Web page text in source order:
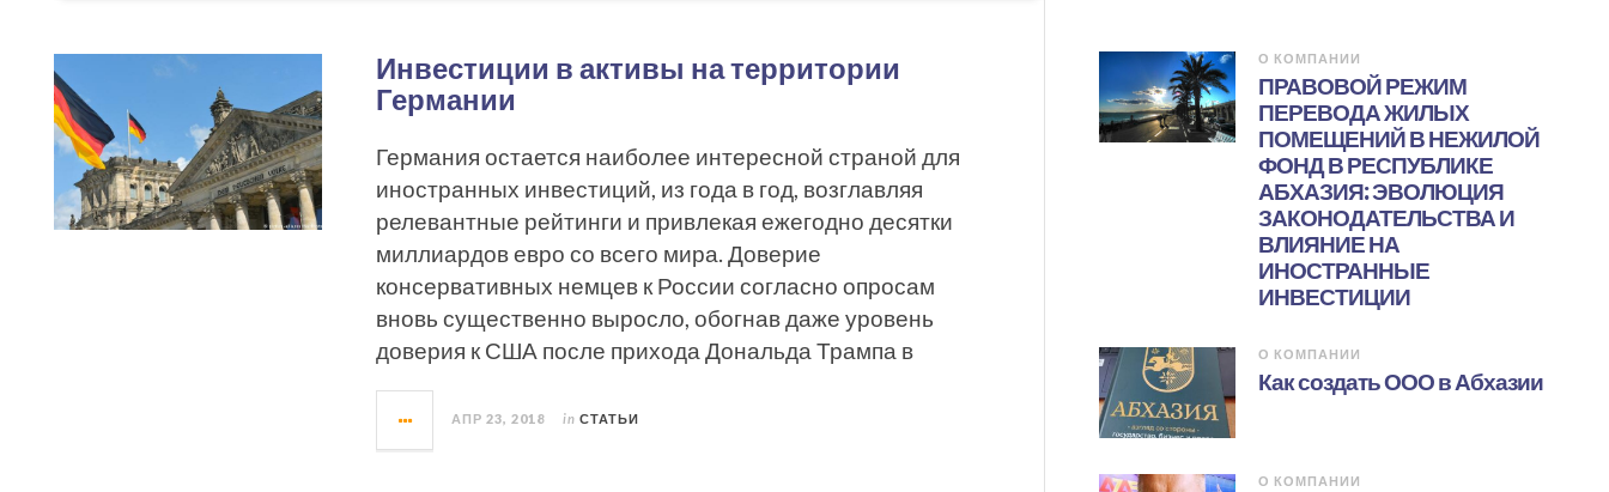
Инвестиции в активы на территории
Германии
Германия остается наиболее интересной страной для
иностранных инвестиций, из года в год, возглавляя
релевантные рейтинги и привлекая ежегодно десятки
миллиардов евро со всего мира. Доверие
консервативных немцев к России согласно опросам
вновь существенно выросло, обогнав даже уровень
доверия к США после прихода Дональда Трампа в
АПР 23, 2018 in СТАТЬИ
О КОМПАНИИ
ПРАВОВОЙ РЕЖИМ
ПЕРЕВОДА ЖИЛЫХ
ПОМЕЩЕНИЙ В НЕЖИЛОЙ
ФОНД В РЕСПУБЛИКЕ
АБХАЗИЯ: ЭВОЛЮЦИЯ
ЗАКОНОДАТЕЛЬСТВА И
ВЛИЯНИЕ НА
ИНОСТРАННЫЕ
ИНВЕСТИЦИИ
О КОМПАНИИ
Как создать ООО в Абхазии
О КОМПАНИИ